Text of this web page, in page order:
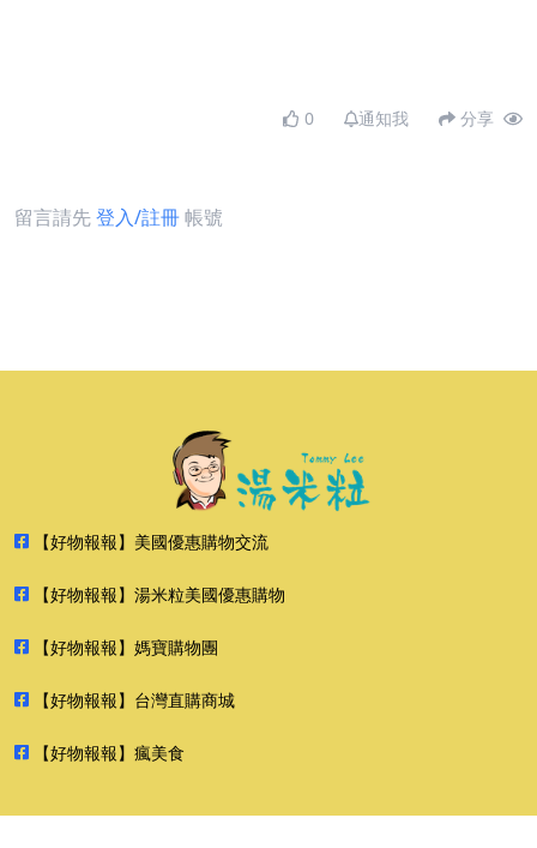
0 通知我 分享
留言請先登入/註冊帳號
【好物報報】美國優惠購物交流
【好物報報】湯米粒美國優惠購物
【好物報報】媽寶購物團
【好物報報】台灣直購商城
【好物報報】瘋美食